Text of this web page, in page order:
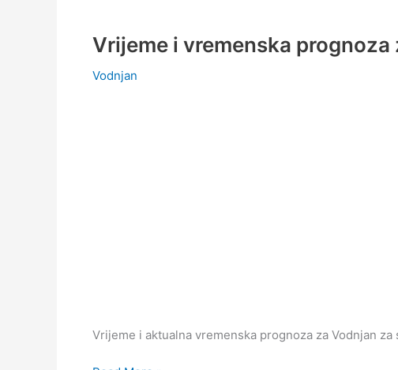
Vrijeme i vremenska prognoza
Vodnjan
Vrijeme i aktualna vremenska prognoza za Vodnjan